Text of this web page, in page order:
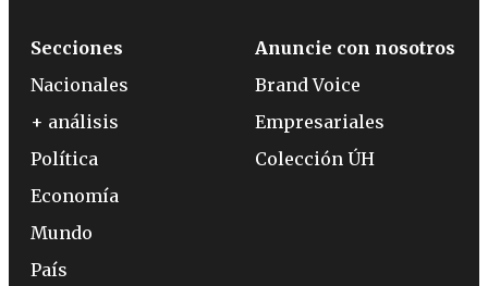
Secciones
Nacionales
+ análisis
Política
Economía
Mundo
País
Anuncie con nosotros
Brand Voice
Empresariales
Colección ÚH